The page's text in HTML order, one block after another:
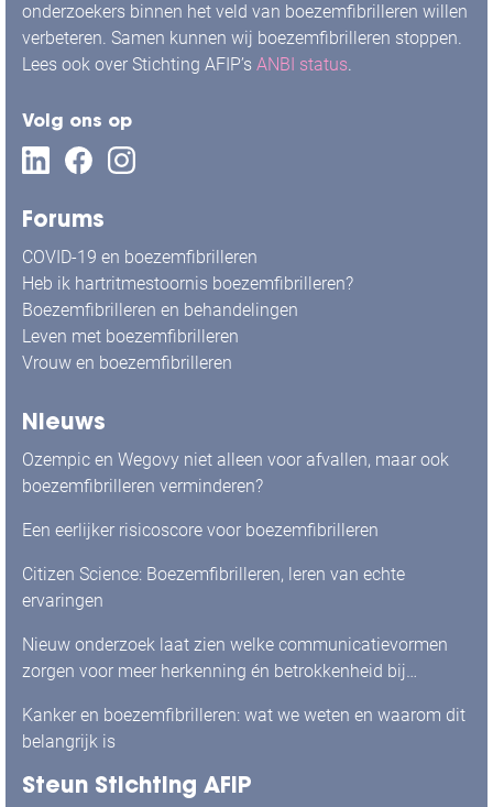
onderzoekers binnen het veld van boezemfibrilleren willen
verbeteren. Samen kunnen wij boezemfibrilleren stoppen.
Lees ook over Stichting AFIP’s ANBI status.
Volg ons op
Forums
COVID-19 en boezemfibrilleren
Heb ik hartritmestoornis boezemfibrilleren?
Boezemfibrilleren en behandelingen
Leven met boezemfibrilleren
Vrouw en boezemfibrilleren
Nieuws
Ozempic en Wegovy niet alleen voor afvallen, maar ook
boezemfibrilleren verminderen?
Een eerlijker risicoscore voor boezemfibrilleren
Citizen Science: Boezemfibrilleren, leren van echte
ervaringen
Nieuw onderzoek laat zien welke communicatievormen
zorgen voor meer herkenning én betrokkenheid bij
Kanker en boezemfibrilleren: wat we weten en waarom dit
belangrijk is
Steun Stichting AFIP